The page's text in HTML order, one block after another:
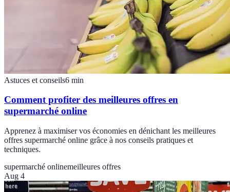
Astuces et conseils6 min
Comment profiter des meilleures offres en
supermarché online
Apprenez à maximiser vos économies en dénichant les meilleures
offres supermarché online grâce à nos conseils pratiques et
techniques.
supermarché onlinemeilleures offres
Aug 4